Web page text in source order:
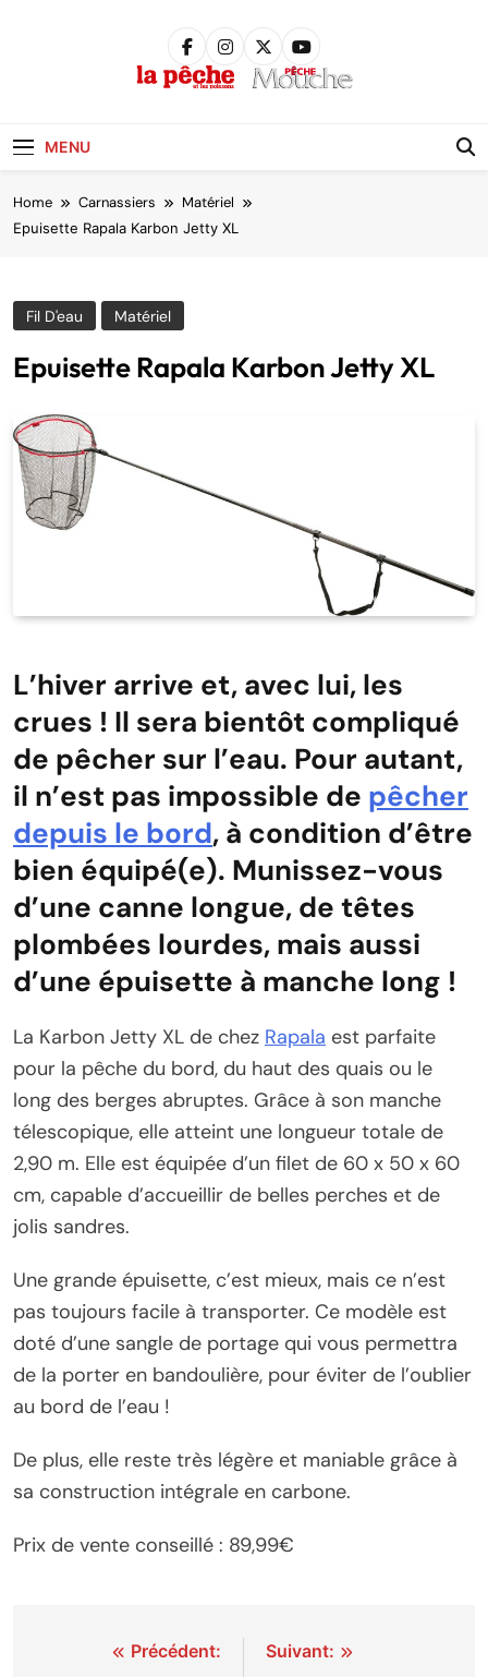
MENU
Home Carnassiers Matériel
Epuisette Rapala Karbon Jetty XL
Fil D'eau Matériel
Epuisette Rapala Karbon Jetty XL
L’hiver arrive et, avec lui, les
crues ! Il sera bientôt compliqué
de pêcher sur l’eau. Pour autant,
il n’est pas impossible de pêcher
depuis le bord, à condition d’être
bien équipé(e). Munissez-vous
d’une canne longue, de têtes
plombées lourdes, mais aussi
d’une épuisette à manche long !
La Karbon Jetty XL de chez Rapala est parfaite
pour la pêche du bord, du haut des quais ou le
long des berges abruptes. Grâce à son manche
télescopique, elle atteint une longueur totale de
2,90 m. Elle est équipée d’un filet de 60 x 50 x 60
cm, capable d’accueillir de belles perches et de
jolis sandres.
Une grande épuisette, c’est mieux, mais ce n’est
pas toujours facile à transporter. Ce modèle est
doté d’une sangle de portage qui vous permettra
de la porter en bandoulière, pour éviter de l’oublier
au bord de l’eau !
De plus, elle reste très légère et maniable grâce à
sa construction intégrale en carbone.
Prix de vente conseillé : 89,99€
NavigationPrécédent:
Suivant: